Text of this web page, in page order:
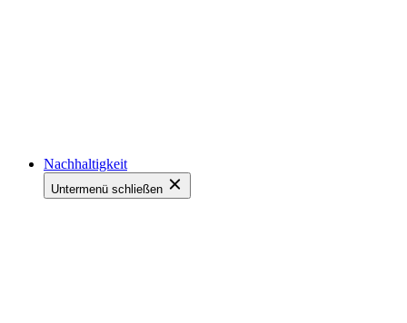
Nachhaltigkeit
Untermenü schließen